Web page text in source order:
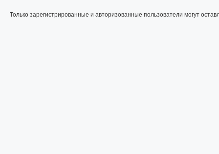
Только зарегистрированные и авторизованные пользователи могут